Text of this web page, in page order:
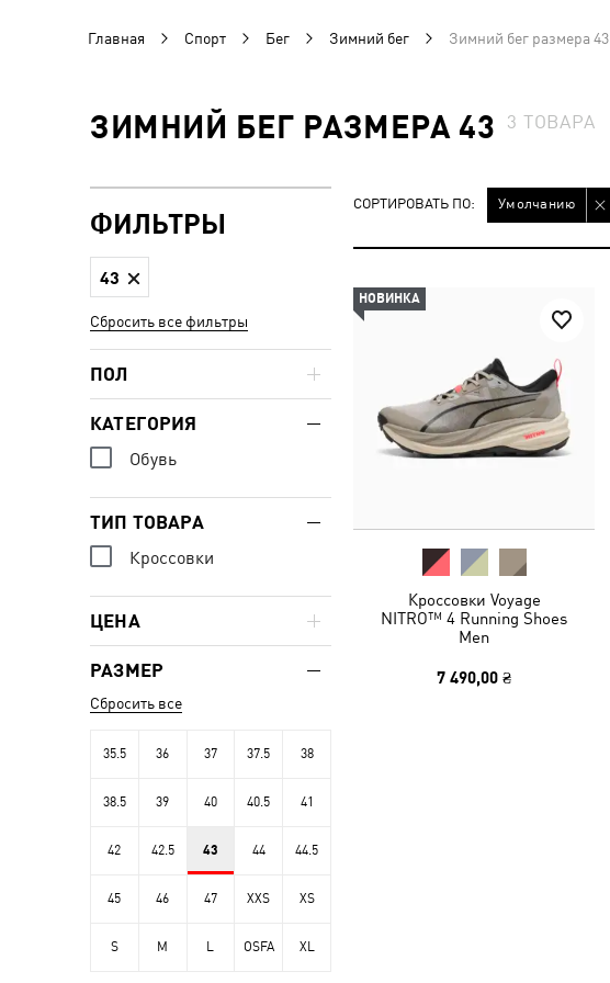
Главная Спорт Бег Зимний бег Зимний бег размера 43
ЗИМНИЙ БЕГ РАЗМЕРА 43 3 ТОВАРА
СОРТИРОВАТЬ ПО: Умолчанию
НОВИНКА
Кроссовки Voyage
NITRO™ 4 Running Shoes
Men
7 490,00 ₴
ФИЛЬТРЫ
43
Сбросить все фильтры
ПОЛ
КАТЕГОРИЯ
Обувь
ТИП ТОВАРА
Кроссовки
ЦЕНА
РАЗМЕР
Сбросить все
35.5 36 37 37.5 38
38.5 39 40 40.5 41
42 42.5 43 44 44.5
45 46 47 XXS XS
S M L OSFA XL